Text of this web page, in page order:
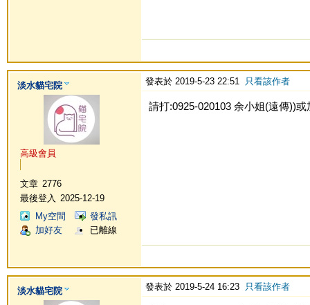
淡水貓宅院
高級會員
文章 2776
最後登入
2025-12-19
My空間
發私訊
加好友
已離線
發表於 2019-5-23 22:51 只看該作者
請打:0925-020103 余小姐(遠傳))
淡水貓宅院 發表於 2019-5-24 16:23 只看該作者